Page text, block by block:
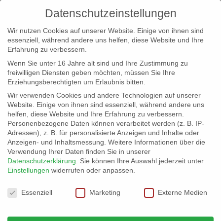
info@erfolgreich-events.de
+4940 46 777 230
Datenschutzeinstellungen
Wir nutzen Cookies auf unserer Website. Einige von ihnen sind
essenziell, während andere uns helfen, diese Website und Ihre
Erfahrung zu verbessern.
Wenn Sie unter 16 Jahre alt sind und Ihre Zustimmung zu
freiwilligen Diensten geben möchten, müssen Sie Ihre
Erziehungsberechtigten um Erlaubnis bitten.
Wir verwenden Cookies und andere Technologien auf unserer
Website. Einige von ihnen sind essenziell, während andere uns
helfen, diese Website und Ihre Erfahrung zu verbessern.
Personenbezogene Daten können verarbeitet werden (z. B. IP-
Adressen), z. B. für personalisierte Anzeigen und Inhalte oder
Anzeigen- und Inhaltsmessung. Weitere Informationen über die
Verwendung Ihrer Daten finden Sie in unserer
Datenschutzerklärung
Sie können Ihre Auswahl jederzeit unter
Einstellungen widerrufen oder anpassen.
Datenschutzeinstellungen
Essenziell Marketing Externe Medien